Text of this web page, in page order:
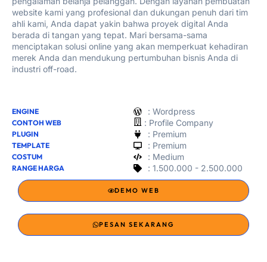
website kami yang profesional dan dukungan penuh dari tim
ahli kami, Anda dapat yakin bahwa proyek digital Anda
berada di tangan yang tepat. Mari bersama-sama
menciptakan solusi online yang akan memperkuat kehadiran
merek Anda dan mendukung pertumbuhan bisnis Anda di
industri off-road.
ENGINE : Wordpress
CONTOH WEB : Profile Company
PLUGIN : Premium
TEMPLATE : Premium
COSTUM : Medium
RANGE HARGA : 1.500.000 - 2.500.000
DEMO WEB
PESAN SEKARANG